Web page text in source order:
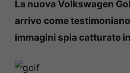
La nuova Volkswagen
arrivo come
immagini spia catturate